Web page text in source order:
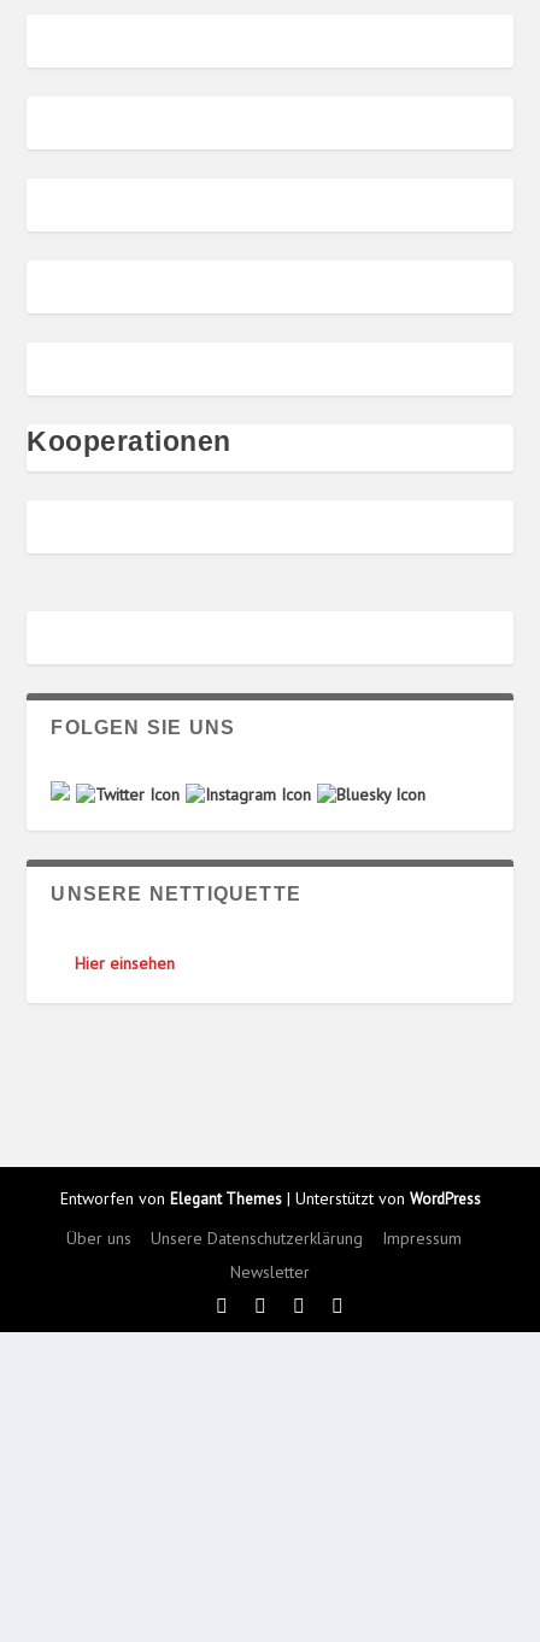
Kooperationen
FOLGEN SIE UNS
UNSERE NETTIQUETTE
Hier einsehen
Entworfen von Elegant Themes| Unterstützt von WordPress
Über uns Unsere Datenschutzerklärung
Impressum
Newsletter